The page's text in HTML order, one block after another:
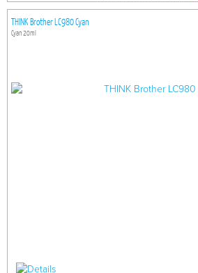
THINK Brother LC980 Cyan
Cyan 20ml